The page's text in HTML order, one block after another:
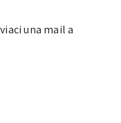
una mail a